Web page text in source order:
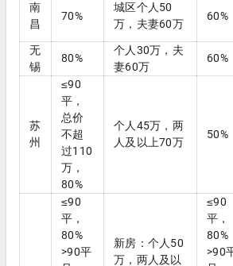
南
昌
70%
城区个人50
万，夫妻60万
60%
无
锡
80%
个人30万，夫
妻60万
60%
苏
州
≤90
平，
总价
不超
过110
万，
80%
个人45万，两
人及以上70万
50%
≤90
平，
80%
>90平
新房：个人50
万，两人及以
≤90
平，
80%
>90